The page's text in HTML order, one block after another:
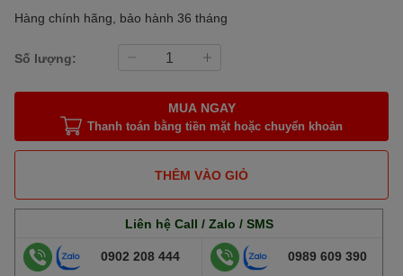
Hàng chính hãng, bảo hành 36 tháng
Số lượng:
MUA NGAY
Thanh toán bằng tiền mặt hoặc chuyển khoản
THÊM VÀO GIỎ
Liên hệ Call / Zalo / SMS
0902 208 444 0989 609 390